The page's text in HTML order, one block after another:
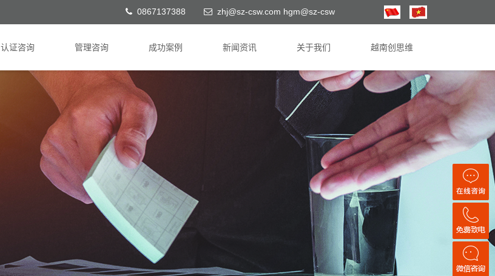
0867137388 zhj@sz-csw.com hgm@sz-csw
认证咨询 管理咨询 成功案例 新闻资讯 关于我们 越南创思维